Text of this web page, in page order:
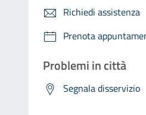
Richiedi assistenza
Prenota
Problemi in città
Segnala disservizio